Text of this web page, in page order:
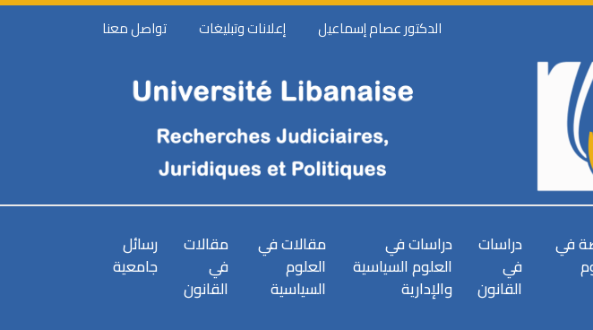
الدكتور عصام إسماعيل إعلانات وتبليغات تواصل معنا
في دراسات
في
القانون
دراسات في
العلوم السياسية
والإدارية
مقالات في
العلوم
السياسية
مقالات
في
القانون
رسائل
جامعية